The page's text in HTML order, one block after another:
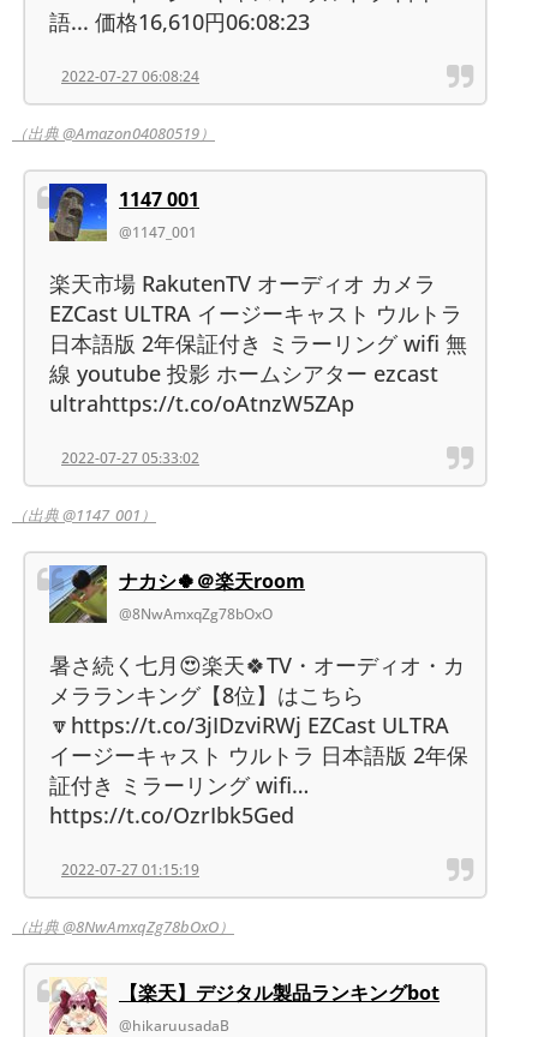
語... 価格16,610円06:08:23
2022-07-27 06:08:24
（出典 @Amazon04080519）
1147 001
@1147_001
楽天市場 RakutenTV オーディオ カメラ
EZCast ULTRA イージーキャスト ウルトラ
日本語版 2年保証付き ミラーリング wifi 無
線 youtube 投影 ホームシアター ezcast
ultrahttps://t.co/oAtnzW5ZAp
2022-07-27 05:33:02
（出典 @1147_001）
ナカシ🍀＠楽天room
@8NwAmxqZg78bOxO
暑さ続く七月😍楽天🍀TV・オーディオ・カ
メラランキング【8位】はこちら
🔽https://t.co/3jIDzviRWj EZCast ULTRA
イージーキャスト ウルトラ 日本語版 2年保
証付き ミラーリング wifi…
https://t.co/OzrIbk5Ged
2022-07-27 01:15:19
（出典 @8NwAmxqZg78bOxO）
【楽天】デジタル製品ランキングbot
@hikaruusadaB